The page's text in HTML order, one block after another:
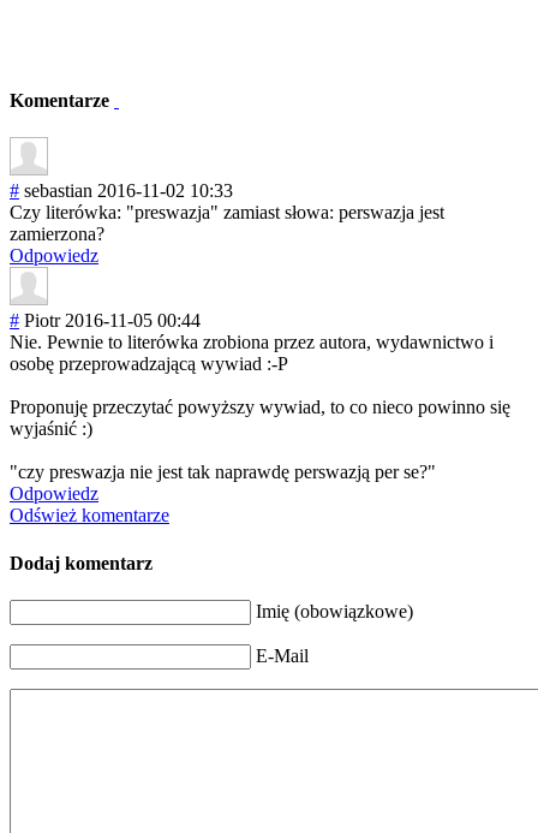
Komentarze
# sebastian 2016-11-02 10:33
Czy literówka: "preswazja" zamiast słowa: perswazja jest
zamierzona?
Odpowiedz
# Piotr 2016-11-05 00:44
Nie. Pewnie to literówka zrobiona przez autora, wydawnictwo i
osobę przeprowadzającą wywiad :-P
Proponuję przeczytać powyższy wywiad, to co nieco powinno się
wyjaśnić :)
"czy preswazja nie jest tak naprawdę perswazją per se?"
Odpowiedz
Odśwież komentarze
Dodaj komentarz
Imię (obowiązkowe)
E-Mail